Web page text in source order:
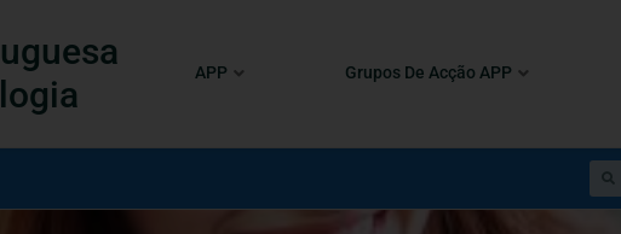
APP Grupos De Acção APP